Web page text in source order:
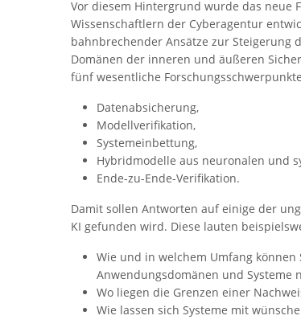
Vor diesem Hintergrund wurde das neue
Wissenschaftlern der Cyberagentur
bahnbrechender Ansätze zur Steigerung
Domänen der inneren und äußeren
fünf wesentliche
Datenabsicherung,
Modellverifikation,
Systemeinbettung,
Hybridmodelle aus neuronalen und
Ende-zu-Ende-Verifikation.
Damit sollen Antworten auf einige der
KI gefunden wird. Diese lauten
Wie und in welchem Umfang
Anwendungsdomänen und Systeme
Wo liegen die Grenzen einer
Wie lassen sich Systeme mit